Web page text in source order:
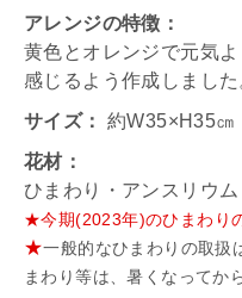
アレンジの特徴：
黄色とオレンジで元気
感じるよう作成しました
サイズ：
約W35×H35㎝
花材：
ひまわり・アンスリウ
★今期(2023年)のひまわり
★一般的なひまわりの取扱
まわり等は、暑くなってか